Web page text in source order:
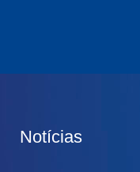
Notícias